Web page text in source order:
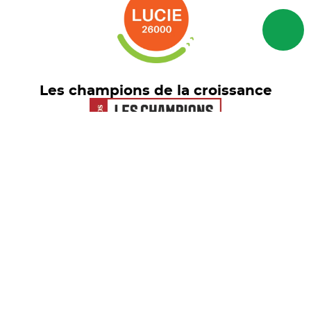
Les champions de la croissance